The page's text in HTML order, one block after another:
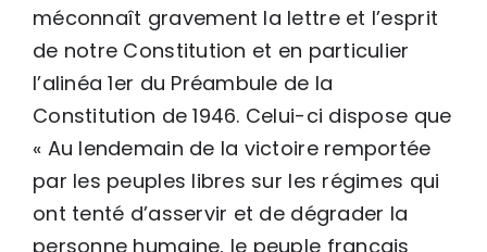
méconnaît gravement la lettre et l’esprit
de notre Constitution et en particulier
l’alinéa 1er du Préambule de la
Constitution de 1946. Celui-ci dispose que
« Au lendemain de la victoire remportée
par les peuples libres sur les régimes qui
ont tenté d’asservir et de dégrader la
personne humaine, le peuple français